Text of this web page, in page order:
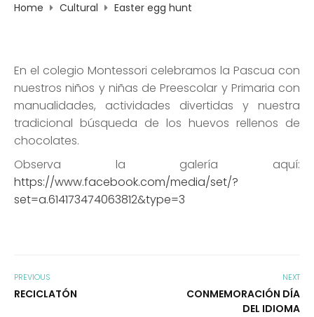
Home Cultural Easter egg hunt
En el colegio Montessori celebramos la Pascua con
nuestros niños y niñas de Preescolar y Primaria con
manualidades, actividades divertidas y nuestra
tradicional búsqueda de los huevos rellenos de
chocolates.
Observa la galería aquí:
https://www.facebook.com/media/set/?
set=a.614173474063812&type=3
PREVIOUS
RECICLATÓN
NEXT
CONMEMORACIÓN DÍA
DEL IDIOMA